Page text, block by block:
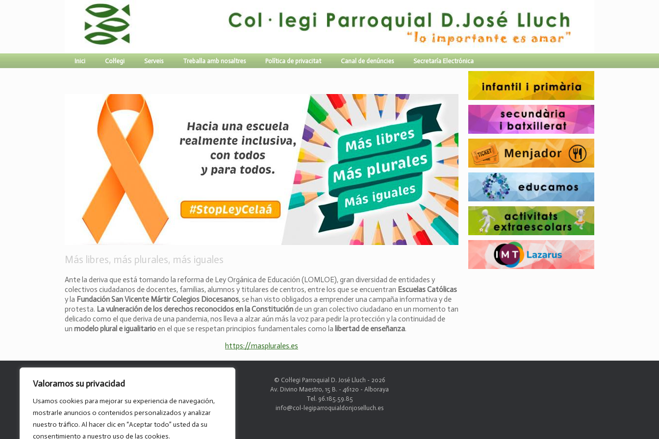
Valoramos su privacidad
Usamos cookies para mejorar su experiencia de navegación,
mostrarle anuncios o contenidos personalizados y analizar
nuestro tráfico. Al hacer clic en “Aceptar todo” usted da su
consentimiento a nuestro uso de las cookies.
Inici Col·legi Serveis Treballa amb nosaltres Política de privacitat Canal de denúncies Secretaría Electrónica
Más libres, más plurales, más iguales
Ante la deriva que está tomando la reforma de Ley Orgánica de Educación (LOMLOE), gran diversidad de entidades y
colectivos ciudadanos de docentes, familias, alumnos y titulares de centros, entre los que se encuentran Escuelas Católicas
y la Fundación San Vicente Mártir Colegios Diocesanos, se han visto obligados a emprender una campaña informativa y de
protesta. La vulneración de los derechos reconocidos en la Constituciónde un gran colectivo ciudadano en un momento tan
delicado como el que deriva de una pandemia, nos lleva a alzar aún más la voz para pedir la protección y la continuidad de
un modelo plural e igualitario en el que se respetan principios fundamentales como la libertad de enseñanza.
https://masplurales.es
© Col·legi Parroquial D. José Lluch - 2026
Av. Divino Maestro, 15 B. - 46120 - Alboraya
Tel. 96.185.59.85
info@col-legiparroquialdonjoselluch.es